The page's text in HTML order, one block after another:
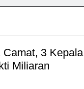
3 Kepala
Miliaran